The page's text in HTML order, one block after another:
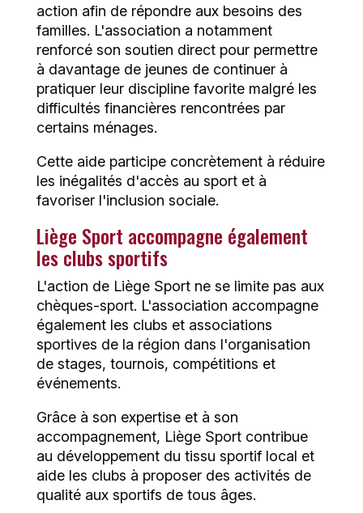
action afin de répondre aux besoins des
familles. L'association a notamment
renforcé son soutien direct pour permettre
à davantage de jeunes de continuer à
pratiquer leur discipline favorite malgré les
difficultés financières rencontrées par
certains ménages.
Cette aide participe concrètement à réduire
les inégalités d'accès au sport et à
favoriser l'inclusion sociale.
Liège Sport accompagne également
les clubs sportifs
L'action de Liège Sport ne se limite pas aux
chèques-sport. L'association accompagne
également les clubs et associations
sportives de la région dans l'organisation
de stages, tournois, compétitions et
événements.
Grâce à son expertise et à son
accompagnement, Liège Sport contribue
au développement du tissu sportif local et
aide les clubs à proposer des activités de
qualité aux sportifs de tous âges.